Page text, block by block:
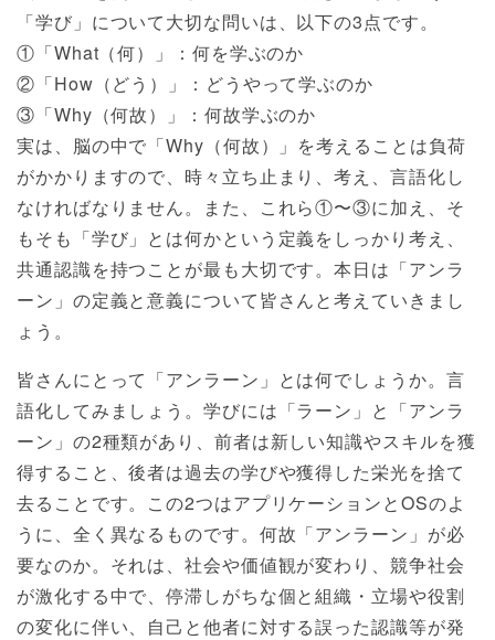
「学び」について大切な問いは、以下の3点です。
①「What（何）」：何を学ぶのか
②「How（どう）」：どうやって学ぶのか
③「Why（何故）」：何故学ぶのか
実は、脳の中で「Why（何故）」を考えることは負荷
がかかりますので、時々立ち止まり、考え、言語化し
なければなりません。また、これら①〜③に加え、そ
もそも「学び」とは何かという定義をしっかり考え、
共通認識を持つことが最も大切です。本日は「アンラ
ーン」の定義と意義について皆さんと考えていきまし
ょう。
皆さんにとって「アンラーン」とは何でしょうか。言
語化してみましょう。学びには「ラーン」と「アンラ
ーン」の2種類があり、前者は新しい知識やスキルを獲
得すること、後者は過去の学びや獲得した栄光を捨て
去ることです。この2つはアプリケーションとOSのよ
うに、全く異なるものです。何故「アンラーン」が必
要なのか。それは、社会や価値観が変わり、競争社会
が激化する中で、停滞しがちな個と組織・立場や役割
の変化に伴い、自己と他者に対する誤った認識等が発